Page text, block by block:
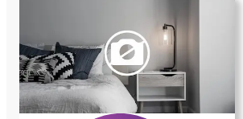
d’équitation à proximité… Un vrai lieu de
vie pour une personne qui aime
profondément la campagne, la nature, les
animaux et la vie en extérieur. Nous
arrivons à la fin des travaux et nous
recherchons une personne sérieuse,
dynamique, autonome et très motivée pour